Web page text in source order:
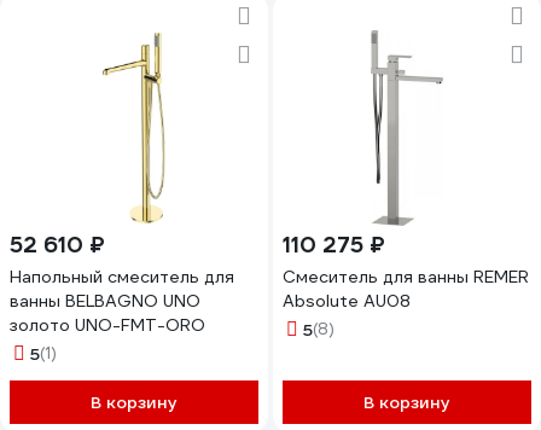
52 610 ₽
Напольный смеситель для
ванны BELBAGNO UNO
золото UNO-FMT-ORO
5(1)
В корзину
110 275 ₽
Смеситель для ванны REMER
Absolute AU08
5(8)
В корзину